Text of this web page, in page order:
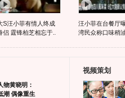
S汪小菲有情人终成
侣 霆锋柏芝相忘于..
汪小菲在台餐厅
湾民众称口味稍
物黄晓明：
潮 偶像重生
视频策划